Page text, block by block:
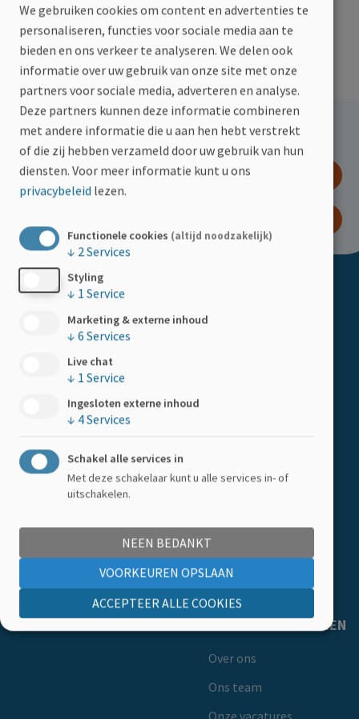
moeite met multitasking
moeite met het verwerken van informatie
Meer lezen over cognitieve problemen? Klik hier!
Hoe kan jij helpen?
DOE EEN GIFT
Boemerangstraat 4, 3900 Pelt
078 48 20 82
Word lid
Getuigenissen
Ledenkorting
MS-LIGA VLAANDEREN
Over ons
Ons team
Onze vacatures
We gebruiken cookies om content en advertenties te
personaliseren, functies voor sociale media aan te
bieden en ons verkeer te analyseren. We delen ook
informatie over uw gebruik van onze site met onze
partners voor sociale media, adverteren en analyse.
Deze partners kunnen deze informatie combineren
met andere informatie die u aan hen hebt verstrekt
of die zij hebben verzameld door uw gebruik van hun
diensten. Voor meer informatie kunt u ons
privacybeleid lezen.
Functionele cookies (altijd noodzakelijk)
↓ 2Services
Styling
↓ 1 Service
Marketing & externe inhoud
↓ 6 Services
Live chat
↓ 1 Service
Ingesloten externe inhoud
↓ 4Services
Schakel alle services in
Met deze schakelaar kunt u alle services in- of
uitschakelen.
NEEN BEDANKT
VOORKEUREN OPSLAAN
ACCEPTEER ALLE COOKIES